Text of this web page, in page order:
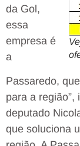
da Gol,
essa
empresa é
a
Passaredo,
para a
deputado
que soluciona